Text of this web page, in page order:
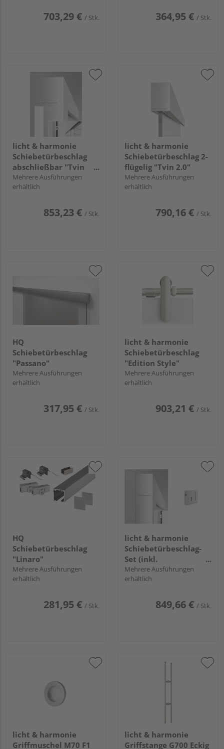
703,29 € / Stk. 364,95 € / Stk.
licht & harmonie
Schiebetürbeschlag
abschließbar "Tvin
2.0"
Mehrere Ausführungen
erhältlich
853,23 € / Stk.
licht & harmonie
Schiebetürbeschlag 2-
flügelig "Tvin 2.0"
Mehrere Ausführungen
erhältlich
790,16 € / Stk.
HQ
Schiebetürbeschlag
"Passano"
Mehrere Ausführungen
erhältlich
317,95 € / Stk.
licht & harmonie
Schiebetürbeschlag
"Edition Style"
Mehrere Ausführungen
erhältlich
903,21 € / Stk.
HQ
Schiebetürbeschlag
"Linaro"
Mehrere Ausführungen
erhältlich
281,95 € / Stk.
licht & harmonie
Schiebetürbeschlag-
Set (inkl.
Schlosskasten + Griffe)
abschließbar "Tvin
Mehrere Ausführungen
erhältlich
849,66 € / Stk.
licht & harmonie
Griffmuschel M70 F1
licht & harmonie
Griffstange G700 Eckig